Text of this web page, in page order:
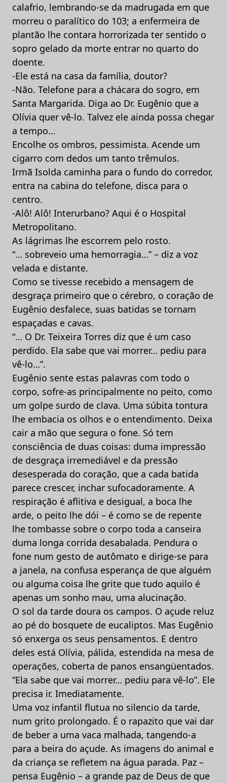
calafrio, lembrando-se da madrugada em que
morreu o paralítico do 103; a enfermeira de
plantão lhe contara horrorizada ter sentido o
sopro gelado da morte entrar no quarto do
doente.
-Ele está na casa da família, doutor?
-Não. Telefone para a chácara do sogro, em
Santa Margarida. Diga ao Dr. Eugênio que a
Olívia quer vê-lo. Talvez ele ainda possa chegar
a tempo…
Encolhe os ombros, pessimista. Acende um
cigarro com dedos um tanto trêmulos.
Irmã Isolda caminha para o fundo do corredor,
entra na cabina do telefone, disca para o
centro.
-Alô! Alô! Interurbano? Aqui é o Hospital
Metropolitano.
As lágrimas lhe escorrem pelo rosto.
“… sobreveio uma hemorragia…” – diz a voz
velada e distante.
Como se tivesse recebido a mensagem de
desgraça primeiro que o cérebro, o coração de
Eugênio desfalece, suas batidas se tornam
espaçadas e cavas.
“… O Dr. Teixeira Torres diz que é um caso
perdido. Ela sabe que vai morrer… pediu para
vê-lo…”.
Eugênio sente estas palavras com todo o
corpo, sofre-as principalmente no peito, como
um golpe surdo de clava. Uma súbita tontura
lhe embacia os olhos e o entendimento. Deixa
cair a mão que segura o fone. Só tem
consciência de duas coisas: duma impressão
de desgraça irremediável e da pressão
desesperada do coração, que a cada batida
parece crescer, inchar sufocadoramente. A
respiração é aflitiva e desigual, a boca lhe
arde, o peito lhe dói – é como se de repente
lhe tombasse sobre o corpo toda a canseira
duma longa corrida desabalada. Pendura o
fone num gesto de autômato e dirige-se para
a janela, na confusa esperança de que alguém
ou alguma coisa lhe grite que tudo aquilo é
apenas um sonho mau, uma alucinação.
O sol da tarde doura os campos. O açude reluz
ao pé do bosquete de eucaliptos. Mas Eugênio
só enxerga os seus pensamentos. E dentro
deles está Olívia, pálida, estendida na mesa de
operações, coberta de panos ensangüentados.
“Ela sabe que vai morrer… pediu para vê-lo”. Ele
precisa ir. Imediatamente.
Uma voz infantil flutua no silencio da tarde,
num grito prolongado. É o rapazito que vai dar
de beber a uma vaca malhada, tangendo-a
para a beira do açude. As imagens do animal e
da criança se refletem na água parada. Paz –
pensa Eugênio – a grande paz de Deus de que